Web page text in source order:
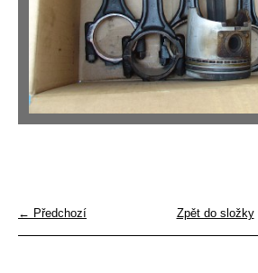
← Předchozí Zpět do složky